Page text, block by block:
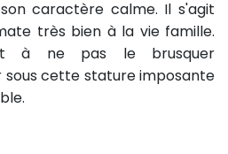
caractère calme. Il s'agit
très bien à la vie famille.
à ne pas le brusquer
cette stature imposante